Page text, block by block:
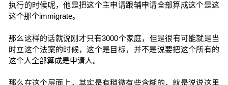
执行的时候呢，他是把这个主申请跟辅申请全部算成这个是这
这个那个immigrate。
那么这样的话就说刚才只有3000个家庭，但是很有可能就是当
时立这个法案的时候，这个是目标，并不是说要把这个所有的
这个人全部算成是申请人。
那么在这个层面上，其实是有稍微有些含糊的，就是说说这里